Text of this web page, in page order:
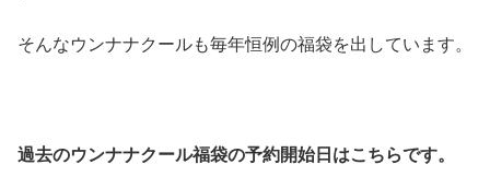
そんなウンナナクールも毎年恒例の福袋を出しています。
過去のウンナナクール福袋の予約開始日はこちらです。